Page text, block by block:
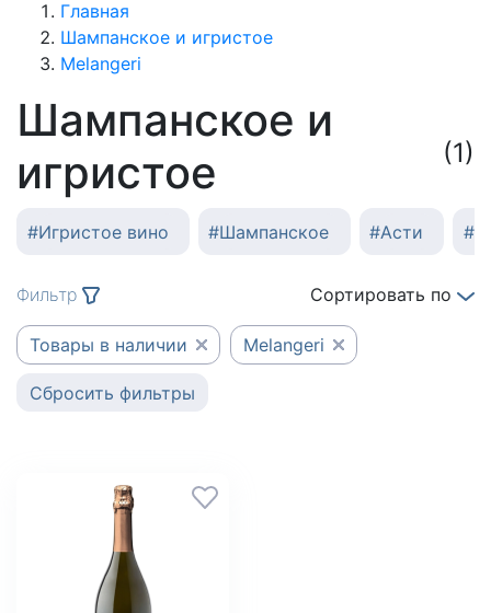
Главная
Шампанское и игристое
Melangeri
Шампанское и
игристое
(1)
#Игристое вино #Шампанское #Асти #
Фильтр Сортировать по
Товары в наличии Melangeri
Сбросить фильтры